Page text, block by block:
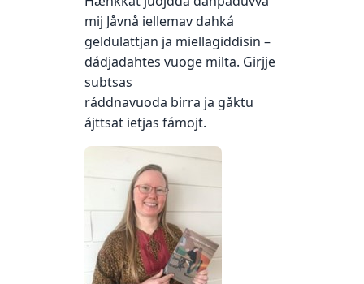
mij Jåvnå iellemav dahká
geldulattjan ja miellagiddisin –
dádjadahtes vuoge milta. Girjje
subtsas
ráddnavuoda birra ja gåktu
ájttsat ietjas fámojt.